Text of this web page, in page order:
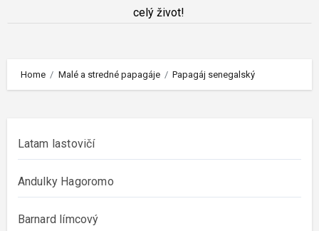
celý život!
Home Malé a stredné papagáje Papagáj senegalský
Latam lastovičí
Andulky Hagoromo
Barnard límcový